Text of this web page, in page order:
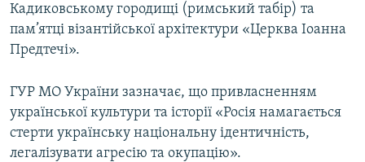
Кадиковському городищі (римський табір) та
пам’ятці візантійської архітектури «Церква Іоанна
Предтечі».
ГУР МО України зазначає, що привласненням
української культури та історії «Росія намагається
стерти українську національну ідентичність,
легалізувати агресію та окупацію».